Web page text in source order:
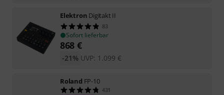
Elektron Digitakt II
83
Sofort lieferbar
868 €
UVP: 1.099 €
-21%
Roland FP-10
431